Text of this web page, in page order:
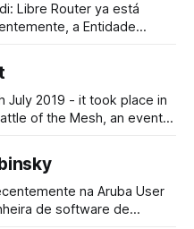
Libre Router ya está
do Librerouter.
dedicação e trabalho
conquista importante. A
July 2019 - it took place in
of the Mesh, an event
a presentation
context. Besides
na Aruba User
de software de